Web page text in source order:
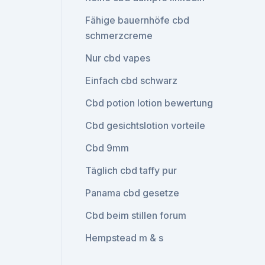
Fähige bauernhöfe cbd
schmerzcreme
Nur cbd vapes
Einfach cbd schwarz
Cbd potion lotion bewertung
Cbd gesichtslotion vorteile
Cbd 9mm
Täglich cbd taffy pur
Panama cbd gesetze
Cbd beim stillen forum
Hempstead m & s